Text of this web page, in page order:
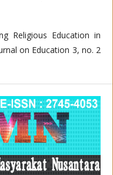
Religious Education in
on Education 3, no. 2